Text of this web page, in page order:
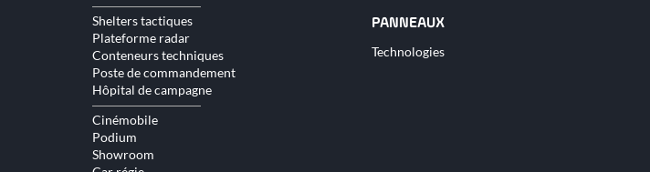
Shelters tactiques
Plateforme radar
Conteneurs techniques
Poste de commandement
Hôpital de campagne
Cinémobile
Podium
Showroom
PANNEAUX
Aller
au
Technologies